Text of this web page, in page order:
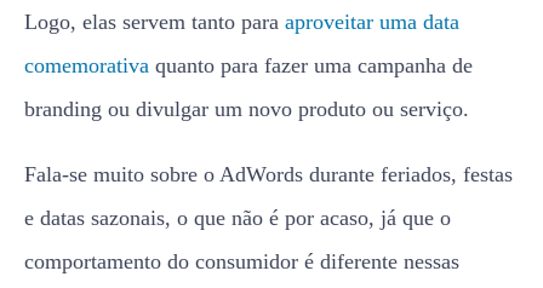
Fala-se muito sobre o AdWords durante feriados, festas
e datas sazonais, o que não é por acaso, já que o
comportamento do consumidor é diferente nessas
épocas.
Ou seja, eles estão dispostos a gastar mais, e é aí que
sua empresa pode sair ganhando.